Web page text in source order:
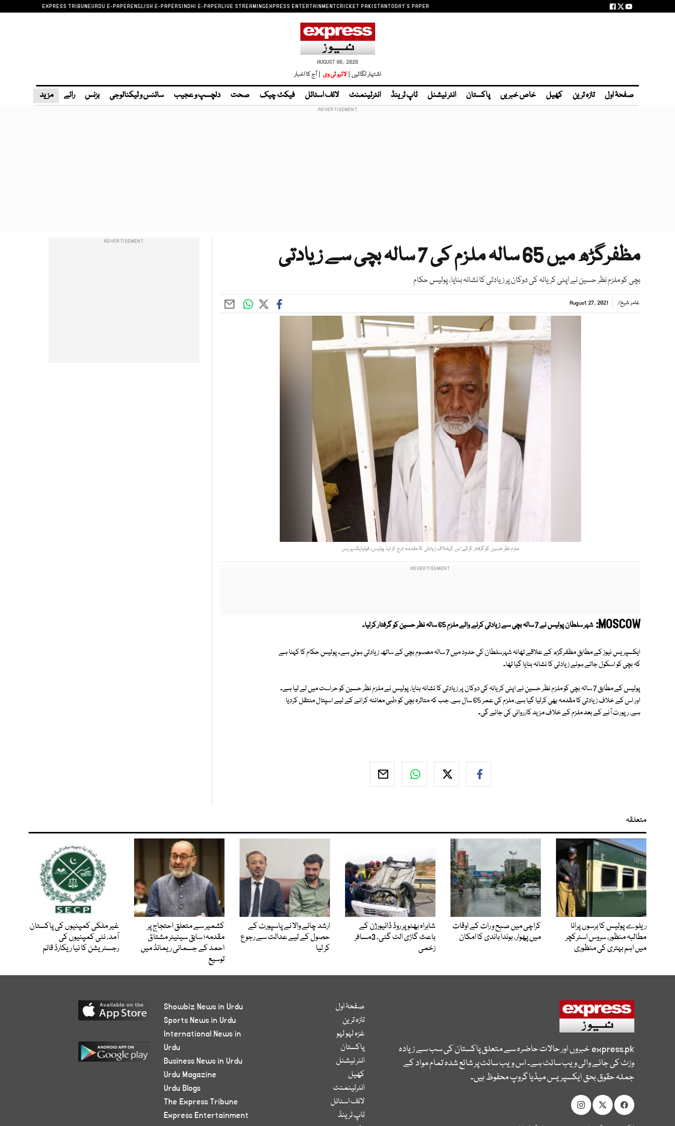
EXPRESS TRIBUNEURDU E-PAPERENGLISH E-PAPERSINDHI E-PAPERLIVE STREAMINGEXPRESS ENTERTAINMENTCRICKET PAKISTANTODAY'S PAPER
AUGUST 06, 2026
اشتہار لگائیں | لائیو ٹی وی | آج کا اخبار
صفحۂ اول تازہ ترین کھیل خاص خبریں پاکستان انٹر نیشنل ٹاپ ٹرینڈ انٹرٹینمنٹ لائف اسٹائل فیکٹ چیک صحت دلچسپ و عجیب سائنس و ٹیکنالوجی بزنس رائے مزید
مظفرگڑھ میں 65 سالہ ملزم کی 7 سالہ بچی سے زیادتی
بچی کو ملزم نظر حسین نے اپنی کریانہ کی دوکان پر زیادتی کا نشانہ بنایا، پولیس حکام
عامر شیخ/
August 27, 2021
ملزم نظر حسین کو گرفتار کرکے اس کیخلاف زیادتی کا مقدمہ درج کر لیا، پولیس۔ فوٹو:ایکسپریس
MOSCOW: شہر سلطان پولیس نے 7 سالہ بچی سے زیادتی کرنے والے ملزم 65 سالہ نظر حسین کو گرفتار کرلیا۔
ایکسپریس نیوز کے مطابق مظفرگڑھ کے علاقے تھانہ شہرسلطان کی حدود میں 7 سالہ معصوم بچی کے ساتھ زیادتی ہوئی ہے۔ پولیس حکام کا کہنا ہے
کہ بچی کو اسکول جاتے ہوئے زیادتی کا نشانہ بنایا گیا تھا۔
پولیس کے مطابق 7 سالہ بچی کو ملزم نظر حسین نے اپنی کریانہ کی دوکان پر زیادتی کا نشانہ بنایا، پولیس نے ملزم نظر حسین کو حراست میں لے لیا ہے۔
اور اس کے خلاف زیادتی کا مقدمہ بھی کرلیا گیا ہے، ملزم کی عمر 65 سال ہے، جب کہ متاثرہ بچی کو طبی معائنہ کرانے کے لیے اسپتال منتقل کردیا
ہے، رپورٹ آنے کے بعد ملزم کے خلاف مزید کارروائی کی جائے گی۔
متعلقہ
ریلوے پولیس کا برسوں پرانا
مطالبہ منظور، سروس اسٹرکچر
میں اہم بہتری کی منظوری
کراچی میں صبح و رات کے اوقات
میں پھوار، بوندا باندی کا امکان
شاہراہ بھٹو پر روڈ ڈائیورژن کے
باعث گاڑی الٹ گئی، 3مسافر
زخمی
ارشد چائے والا نے پاسپورٹ کے
حصول کے لیے عدالت سے رجوع
کر لیا
کشمیر سے متعلق احتجاج پر
مقدمہ؛ سابق سینیٹر مشتاق
احمد کے جسمانی ریمانڈ میں
توسیع
غیر ملکی کمپنیوں کی پاکستان
آمد، نئی کمپنیوں کی
رجسٹریشن کا نیا ریکارڈ قائم
express.pkخبروں اور حالات حاضرہ سے متعلق پاکستان کی سب سے زیادہ
وزٹ کی جانے والی ویب سائٹ ہے۔ اس ویب سائٹ پر شائع شدہ تمام مواد کے
جملہ حقوق بحق ایکسپریس میڈیا گروپ محفوظ ہیں۔
صفحۂ اول
تازہ ترین
غزہ لہو لہو
پاکستان
انٹر نیشنل
کھیل
انٹرٹینمنٹ
لائف اسٹائل
ٹاپ ٹرینڈ
Showbiz News in Urdu
Sports News in Urdu
International News in
Urdu
Business News in Urdu
Urdu Magazine
Urdu Blogs
The Express Tribune
Express Entertainment